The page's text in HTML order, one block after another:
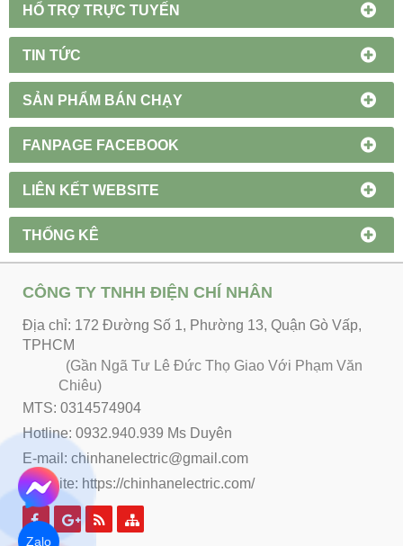
HỔ TRỢ TRỰC TUYẾN
TIN TỨC
SẢN PHẨM BÁN CHẠY
FANPAGE FACEBOOK
LIÊN KẾT WEBSITE
THỐNG KÊ
CÔNG TY TNHH ĐIỆN CHÍ NHÂN
Địa chỉ: 172 Đường Số 1, Phường 13, Quận Gò Vấp,
TPHCM
(Gần Ngã Tư Lê Đức Thọ Giao Với Phạm Văn
Chiêu)
MTS: 0314574904
Hotline: 0932.940.939 Ms Duyên
E-mail: chinhanelectric@gmail.com
Website: https://chinhanelectric.com/